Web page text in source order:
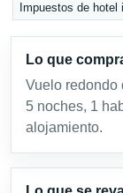
Impuestos de
Lo que
Vuelo redondo
5 noches, 1
alojamiento.